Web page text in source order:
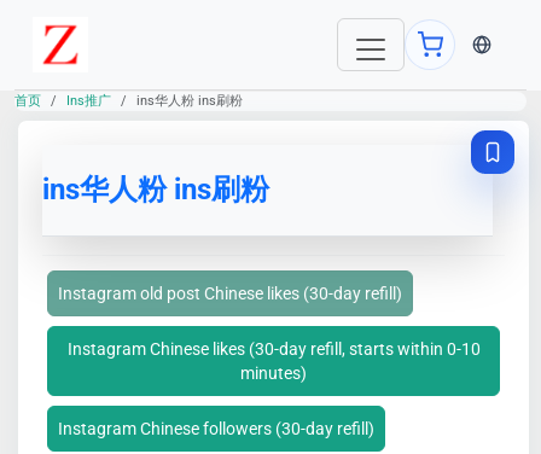
当前语
首页 Ins推广 ins华人粉 ins刷粉
ins华人粉 ins刷粉
Instagram old post Chinese likes (30-day refill)
Instagram Chinese likes (30-day refill, starts within 0-10
minutes)
Instagram Chinese followers (30-day refill)